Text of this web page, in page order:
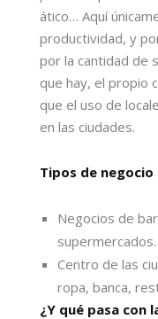
ático… Aquí
productividad, y
por la cantidad de
que hay, el propio
que el uso de
en las ciudades.
Tipos de negocio
Negocios de
Centro de las
ropa, banca,
¿Y qué pasa con